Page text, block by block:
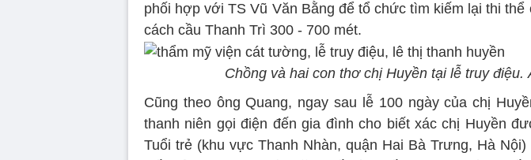
phối hợp với TS Vũ Văn Bằng để tổ chức tìm kiếm lại thi thể
cách cầu Thanh Trì 300 - 700 mét.
Chồng và hai con thơ chị Huyền tại lễ truy điệu.
Cũng theo ông Quang, ngay sau lễ 100 ngày của chị
thanh niên gọi điện đến gia đình cho biết xác chị Huyền
Tuổi trẻ (khu vực Thanh Nhàn, quận Hai Bà Trưng, Hà